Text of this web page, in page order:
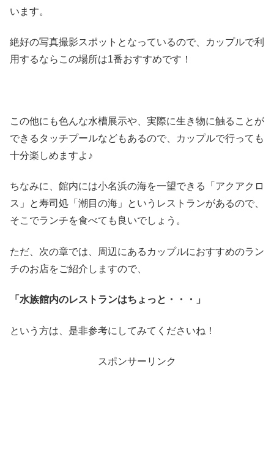
います。
絶好の写真撮影スポットとなっているので、カップルで利
用するならこの場所は1番おすすめです！
この他にも色んな水槽展示や、実際に生き物に触ることが
できるタッチプールなどもあるので、カップルで行っても
十分楽しめますよ♪
ちなみに、館内には小名浜の海を一望できる「アクアクロ
ス」と寿司処「潮目の海」というレストランがあるので、
そこでランチを食べても良いでしょう。
ただ、次の章では、周辺にあるカップルにおすすめのラン
チのお店をご紹介しますので、
「水族館内のレストランはちょっと・・・」
という方は、是非参考にしてみてくださいね！
スポンサーリンク